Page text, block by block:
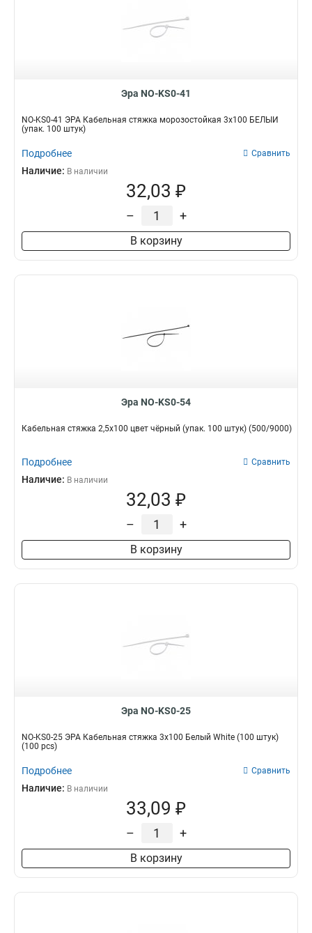
Эра NO-KS0-41
NO-KS0-41 ЭРА Кабельная стяжка морозостойкая 3x100 БЕЛЫЙ
(упак. 100 штук)
Подробнее Сравнить
Наличие: В наличии
32,03 ₽
– +
В корзину
Эра NO-KS0-54
Кабельная стяжка 2,5х100 цвет чёрный (упак. 100 штук) (500/9000)
Подробнее Сравнить
Наличие: В наличии
32,03 ₽
– +
В корзину
Эра NO-KS0-25
NO-KS0-25 ЭРА Кабельная стяжка 3х100 Белый White (100 штук)
(100 pcs)
Подробнее Сравнить
Наличие: В наличии
33,09 ₽
– +
В корзину